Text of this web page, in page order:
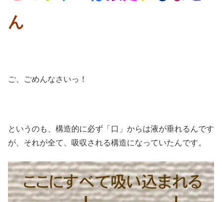
ん
ご、ごめんなさいっ！
というのも、構造的に必ず「口」からは液が垂れるんです
が、それが全て、吸収される構造になっていたんです。